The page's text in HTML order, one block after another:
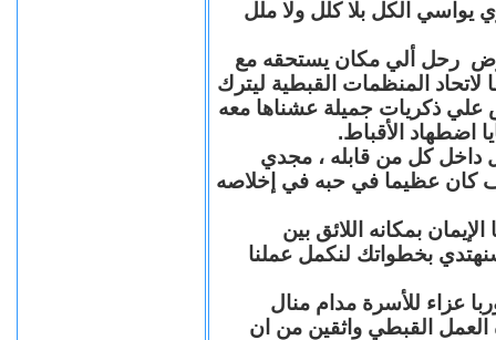
يواسي الكل بلا كلل ولا ملل
رحل ألي مكان يستحقه مع
المنظمات القبطية ليترك
علي ذكريات جميلة عشناها معه
اضطهاد الأقباط.
داخل كل من قابله ، مجدي
عظيما في حبه في إخلاصه
بمكانه اللائق بين
بخطواتك لنكمل عملنا
عزاء للأسرة مدام منال
العمل القبطي واثقين من ان